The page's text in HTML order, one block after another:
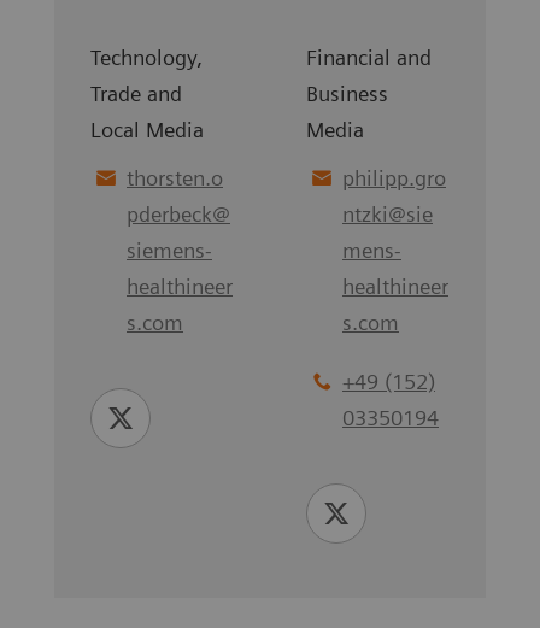
Technology,
Trade and
Local Media
thorsten.o
pderbeck@
siemens-
healthineer
s.com
Financial and
Business
Media
philipp.gro
ntzki@sie
mens-
healthineer
s.com
+49 (152)
03350194